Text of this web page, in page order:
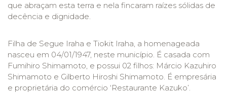
que abraçam esta terra e nela fincaram raízes sólidas de
decência e dignidade.
Filha de Segue Iraha e Tiokit Iraha, a homenageada
nasceu em 04/01/1947, neste município. É casada com
Fumihiro Shimamoto, e possui 02 filhos: Márcio Kazuhiro
Shimamoto e Gilberto Hiroshi Shimamoto. É empresária
e proprietária do comércio ‘Restaurante Kazuko’.